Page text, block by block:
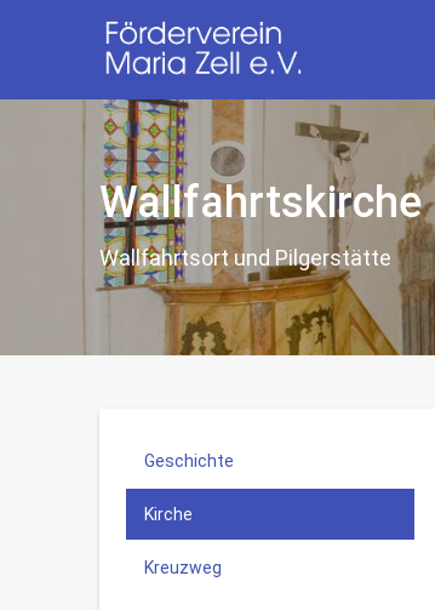
Wallfahrtskirche
Wallfahrtsort und Pilgerstätte
Geschichte
Kirche
Kreuzweg